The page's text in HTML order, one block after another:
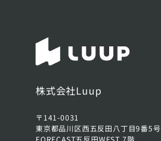
株式会社Luup
〒141-0031
東京都品川区西五反田八丁目9番5号
FORECAST五反田WEST 7階